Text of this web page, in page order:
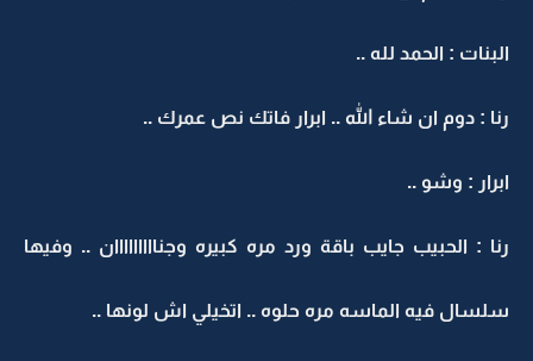
البنات : الحمد لله ..
رنا : دوم ان شاء الله .. ابرار فاتك نص عمرك ..
ابرار : وشو ..
رنا : الحبيب جايب باقة ورد مره كبيره وجنااااااااان .. وفيها
سلسال فيه الماسه مره حلوه .. اتخيلي اش لونها ..